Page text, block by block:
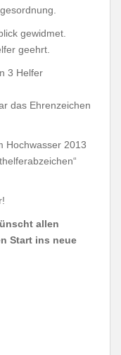
gewidmet.
geehrt.
3 Helfer
das Ehrenzeichen
Hochwasser 2013
allen
Start ins neue